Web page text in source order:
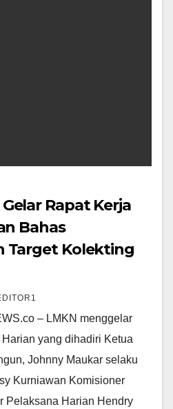
Rapat Kerja
Bahas
Target Kolekting
– LMKN menggelar
yang dihadiri Ketua
Johnny Maukar selaku
Kurniawan Komisioner
Pelaksana Harian Hendry